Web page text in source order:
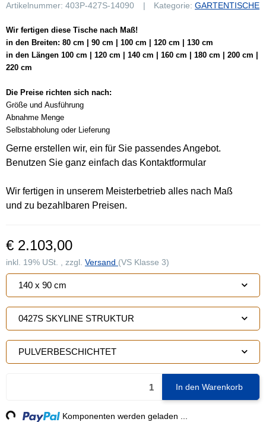
Artikelnummer: 403P-427S-14090 Kategorie: GARTENTISCHE
Wir fertigen diese Tische nach Maß!
in den Breiten: 80 cm | 90 cm | 100 cm | 120 cm | 130 cm
in den Längen 100 cm | 120 cm | 140 cm | 160 cm | 180 cm | 200 cm |
220 cm
Die Preise richten sich nach:
Größe und Ausführung
Abnahme Menge
Selbstabholung oder Lieferung
Gerne erstellen wir, ein für Sie passendes Angebot.
Benutzen Sie ganz einfach das Kontaktformular
Wir fertigen in unserem Meisterbetrieb alles nach Maß
und zu bezahlbaren Preisen.
€ 2.103,00
inkl. 19% USt. , zzgl. Versand (VS Klasse 3)
140 x 90 cm
0427S SKYLINE STRUKTUR
PULVERBESCHICHTET
In den Warenkorb
Komponenten werden geladen ...